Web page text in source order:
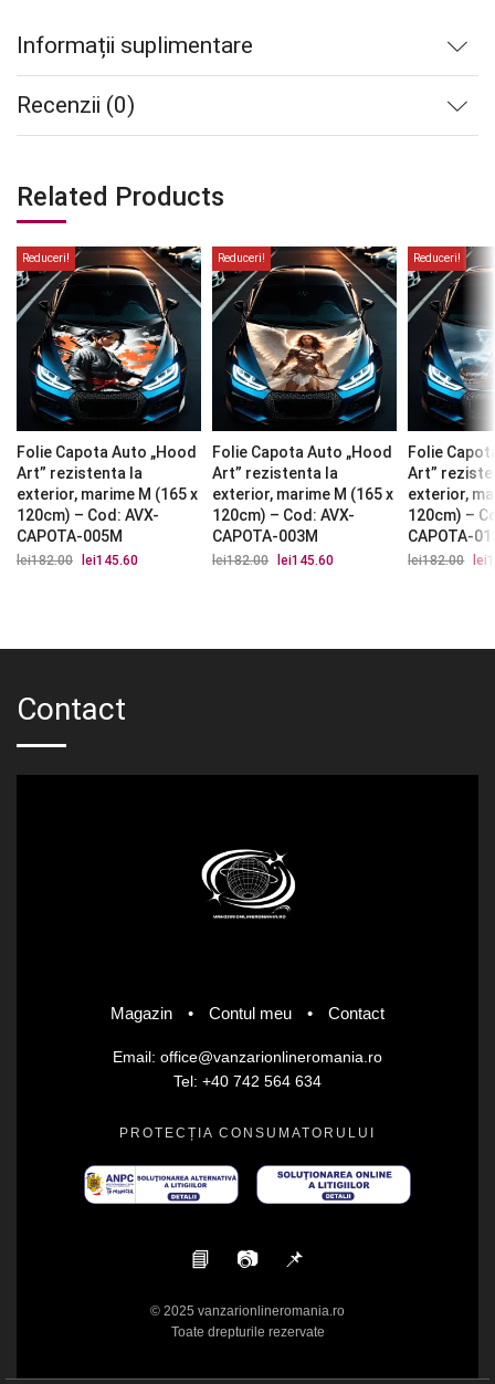
Informații suplimentare
Recenzii (0)
Related Products
Reduceri!
Folie Capota Auto „Hood
Art” rezistenta la
exterior, marime M (165 x
120cm) – Cod: AVX-
CAPOTA-005M
lei182.00
Prețul
lei145.60
Reduceri!
Folie Capota Auto „Hood
Art” rezistenta la
exterior, marime M (165 x
120cm) – Cod: AVX-
CAPOTA-003M
lei182.00
Prețul
lei145.60
Reduceri!
Folie
Art”
exterior,
120cm) –
CAPOTA-
lei182.00 lei
Contact
Magazin • Contul meu • Contact
Email: office@vanzarionlineromania.ro
Tel: +40 742 564 634
PROTECȚIA CONSUMATORULUI
📘 📷 📌
© 2025 vanzarionlineromania.ro
Toate drepturile rezervate